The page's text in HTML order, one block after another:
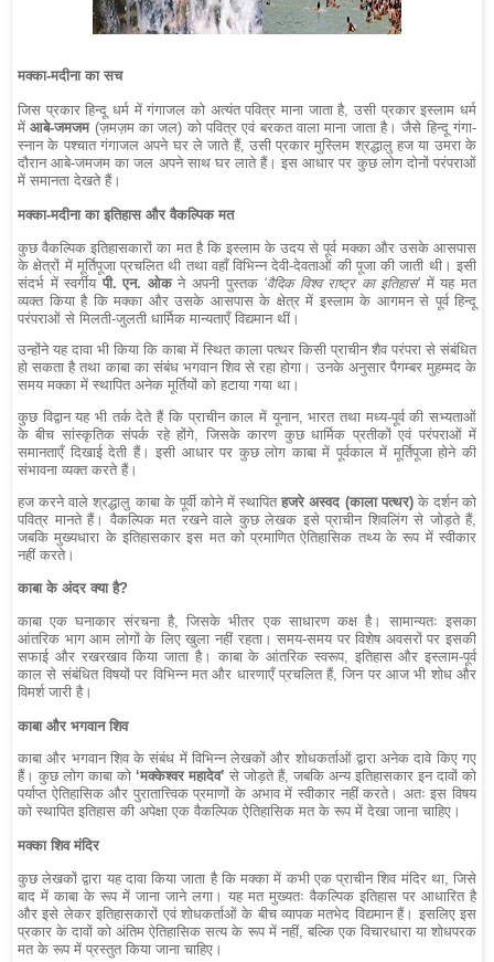
मक्का-मदीना का सच
जिस प्रकार हिन्दू धर्म में गंगाजल को अत्यंत पवित्र माना जाता है, उसी प्रकार इस्लाम धर्म
मेंआबे-जमजम(ज़मज़म का जल) को पवित्र एवं बरकत वाला माना जाता है। जैसे हिन्दू गंगा-
स्नान के पश्चात गंगाजल अपने घर ले जाते हैं, उसी प्रकार मुस्लिम श्रद्धालु हज या उमरा के
दौरान आबे-जमजम का जल अपने साथ घर लाते हैं। इस आधार पर कुछ लोग दोनों परंपराओं
में समानता देखते हैं।
मक्का-मदीना का इतिहास और वैकल्पिक मत
कुछ वैकल्पिक इतिहासकारों का मत है कि इस्लाम के उदय से पूर्व मक्का और उसके आसपास
के क्षेत्रों में मूर्तिपूजा प्रचलित थी तथा वहाँ विभिन्न देवी-देवताओं की पूजा की जाती थी। इसी
संदर्भ में स्वर्गीय पी. एन. ओकने अपनी पुस्तक ‘वैदिक विश्व राष्ट्र का इतिहास’ में यह मत
व्यक्त किया है कि मक्का और उसके आसपास के क्षेत्र में इस्लाम के आगमन से पूर्व हिन्दू
परंपराओं से मिलती-जुलती धार्मिक मान्यताएँ विद्यमान थीं।
उन्होंने यह दावा भी किया कि काबा में स्थित काला पत्थर किसी प्राचीन शैव परंपरा से संबंधित
हो सकता है तथा काबा का संबंध भगवान शिव से रहा होगा। उनके अनुसार पैगम्बर मुहम्मद के
समय मक्का में स्थापित अनेक मूर्तियों को हटाया गया था।
कुछ विद्वान यह भी तर्क देते हैं कि प्राचीन काल में यूनान, भारत तथा मध्य-पूर्व की सभ्यताओं
के बीच सांस्कृतिक संपर्क रहे होंगे, जिसके कारण कुछ धार्मिक प्रतीकों एवं परंपराओं में
समानताएँ दिखाई देती हैं। इसी आधार पर कुछ लोग काबा में पूर्वकाल में मूर्तिपूजा होने की
संभावना व्यक्त करते हैं।
हज करने वाले श्रद्धालु काबा के पूर्वी कोने में स्थापितहजरे अस्वद (काला पत्थर)के दर्शन को
पवित्र मानते हैं। वैकल्पिक मत रखने वाले कुछ लेखक इसे प्राचीन शिवलिंग से जोड़ते हैं,
जबकि मुख्यधारा के इतिहासकार इस मत को प्रमाणित ऐतिहासिक तथ्य के रूप में स्वीकार
नहीं करते।
काबा के अंदर क्या है?
काबा एक घनाकार संरचना है, जिसके भीतर एक साधारण कक्ष है। सामान्यतः इसका
आंतरिक भाग आम लोगों के लिए खुला नहीं रहता। समय-समय पर विशेष अवसरों पर इसकी
सफाई और रखरखाव किया जाता है। काबा के आंतरिक स्वरूप, इतिहास और इस्लाम-पूर्व
काल से संबंधित विषयों पर विभिन्न मत और धारणाएँ प्रचलित हैं, जिन पर आज भी शोध और
विमर्श जारी है।
काबा और भगवान शिव
काबा और भगवान शिव के संबंध में विभिन्न लेखकों और शोधकर्ताओं द्वारा अनेक दावे किए गए
हैं। कुछ लोग काबा को ‘मक्केश्वर महादेव’ से जोड़ते हैं, जबकि अन्य इतिहासकार इन दावों को
पर्याप्त ऐतिहासिक और पुरातात्त्विक प्रमाणों के अभाव में स्वीकार नहीं करते। अतः इस विषय
को स्थापित इतिहास की अपेक्षा एक वैकल्पिक ऐतिहासिक मत के रूप में देखा जाना चाहिए।
मक्का शिव मंदिर
कुछ लेखकों द्वारा यह दावा किया जाता है कि मक्का में कभी एक प्राचीन शिव मंदिर था, जिसे
बाद में काबा के रूप में जाना जाने लगा। यह मत मुख्यतः वैकल्पिक इतिहास पर आधारित है
और इसे लेकर इतिहासकारों एवं शोधकर्ताओं के बीच व्यापक मतभेद विद्यमान हैं। इसलिए इस
प्रकार के दावों को अंतिम ऐतिहासिक सत्य के रूप में नहीं, बल्कि एक विचारधारा या शोधपरक
मत के रूप में प्रस्तुत किया जाना चाहिए।